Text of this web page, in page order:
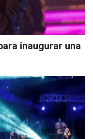
inaugurar una